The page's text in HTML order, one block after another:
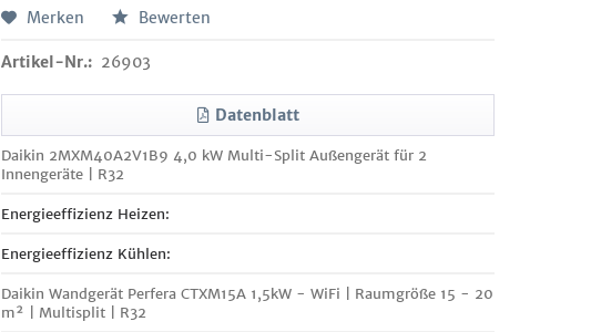
Merken Bewerten
Artikel-Nr.: 26903
Datenblatt
Daikin 2MXM40A2V1B9 4,0 kW Multi-Split Außengerät für 2
Innengeräte | R32
Energieeffizienz Heizen:
Energieeffizienz Kühlen:
Daikin Wandgerät Perfera CTXM15A 1,5kW - WiFi | Raumgröße 15 - 20
m² | Multisplit | R32